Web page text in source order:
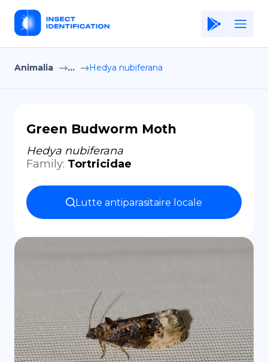
Home
Terms of Use
Privacy Policy
EN
Animalia ... Hedya nubiferana
Green Budworm Moth
Hedya nubiferana
Family: Tortricidae
Lutte antiparasitaire locale